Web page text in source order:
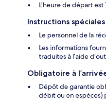
L'heure de départ est
Instructions spéciales
Le personnel de la
Les informations
traduites à l’aide
Obligatoire à
Dépôt de garantie
débit ou en espèces)